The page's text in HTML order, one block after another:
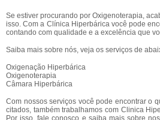
Se estiver procurando por Oxigenoterapia,
isso. Com a Clínica Hiperbárica você pode
contando com qualidade e a excelência que
Saiba mais sobre nós, veja os serviços de
Oxigenação Hiperbárica
Oxigenoterapia
Câmara Hiperbárica
Com nossos serviços você pode encontrar o
citados, também trabalhamos com Clinica
Por isso, fale conosco e saiba mais sobre